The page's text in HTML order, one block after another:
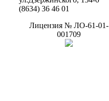
(8634) 36 46 01
Лицензия№ ЛО-61-01-
001709